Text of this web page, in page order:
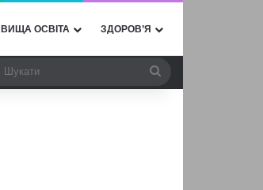
ВИЩА ОСВІТА ЗДОРОВ’Я
стаття
skin